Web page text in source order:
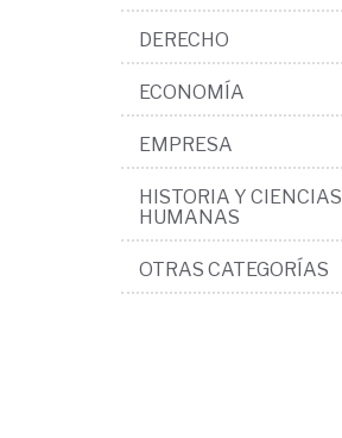
DERECHO
ECONOMÍA
EMPRESA
HISTORIA Y CIENCIAS
HUMANAS
OTRAS CATEGORÍAS